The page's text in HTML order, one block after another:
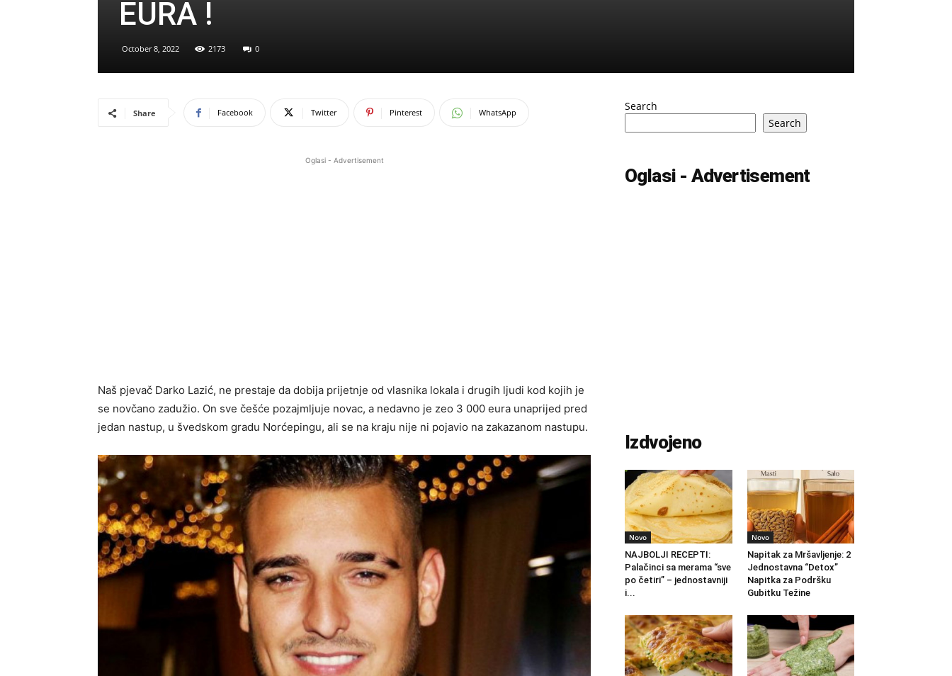
EURA !
October 8, 2022 2173 0
Share Facebook Twitter Pinterest WhatsApp
Oglasi - Advertisement
Naš pjevač Darko Lazić, ne prestaje da dobija prijetnje od vlasnika lokala i drugih ljudi kod kojih je
se novčano zadužio. On sve češće pozajmljuje novac, a nedavno je zeo 3 000 eura unaprijed pred
jedan nastup, u švedskom gradu Norćepingu, ali se na kraju nije ni pojavio na zakazanom nastupu.
Search
Search
Oglasi - Advertisement
Izdvojeno
Novo
NAJBOLJI RECEPTI:
Palačinci sa merama “sve
po četiri” – jednostavniji
i...
Novo
Napitak za Mršavljenje: 2
Jednostavna “Detox”
Napitka za Podršku
Gubitku Težine